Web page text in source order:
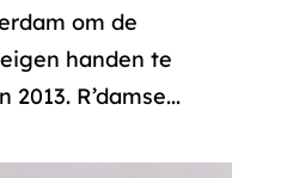
om de
handen te
R’damse...